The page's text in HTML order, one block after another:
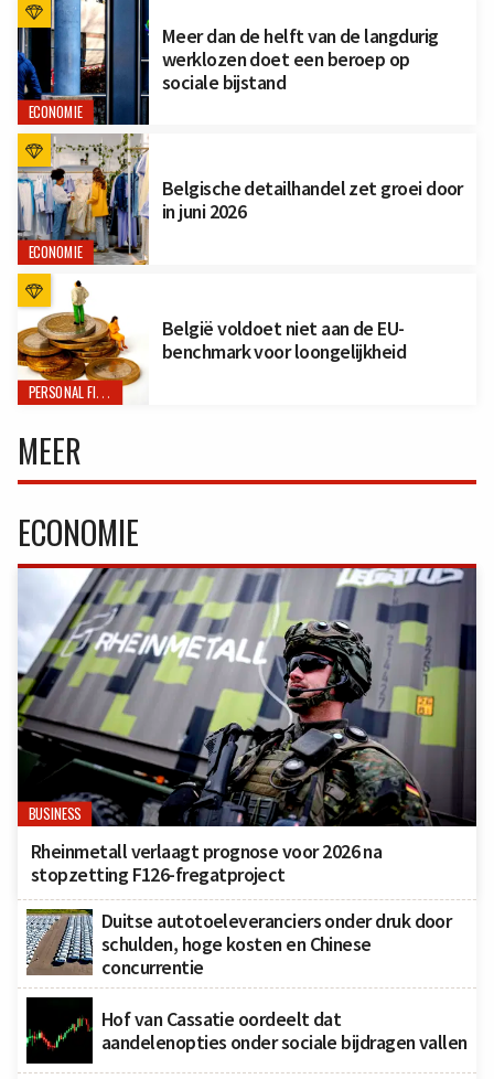
ECONOMIE
Meer dan de helft van de langdurig
werklozen doet een beroep op
sociale bijstand
ECONOMIE
Belgische detailhandel zet groei door
in juni 2026
PERSONAL FINANCE
België voldoet niet aan de EU-
benchmark voor loongelijkheid
MEER
ECONOMIE
BUSINESS
Rheinmetall verlaagt prognose voor 2026 na
stopzetting F126-fregatproject
Duitse autotoeleveranciers onder druk door
schulden, hoge kosten en Chinese
concurrentie
Hof van Cassatie oordeelt dat
aandelenopties onder sociale bijdragen vallen